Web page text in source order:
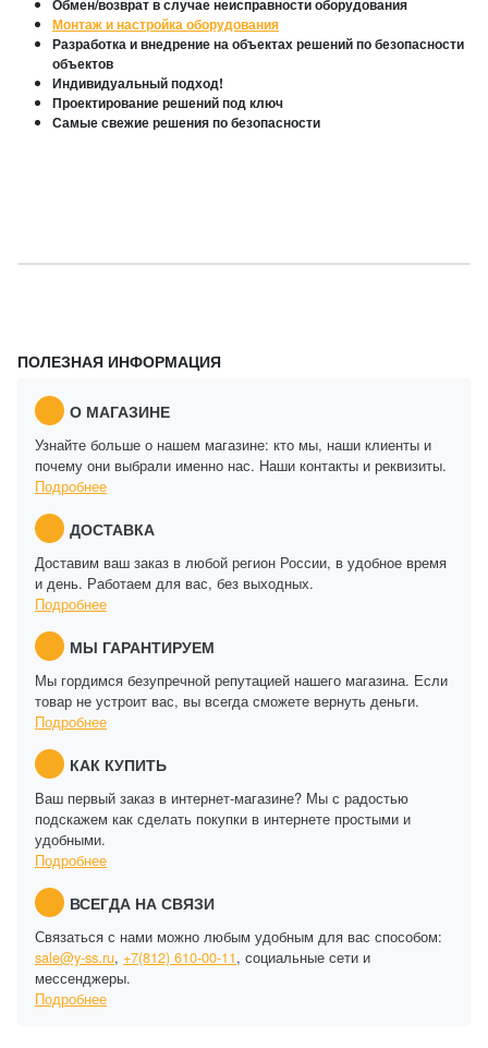
Обмен/возврат в случае неисправности оборудования
Монтаж и настройка оборудования
Разработка и внедрение на объектах решений по безопасности
объектов
Индивидуальный подход!
Проектирование решений под ключ
Самые свежие решения по безопасности
ПОЛЕЗНАЯ ИНФОРМАЦИЯ
О МАГАЗИНЕ
Узнайте больше о нашем магазине: кто мы, наши клиенты и
почему они выбрали именно нас. Наши контакты и реквизиты.
Подробнее
ДОСТАВКА
Доставим ваш заказ в любой регион России, в удобное время
и день. Работаем для вас, без выходных.
Подробнее
МЫ ГАРАНТИРУЕМ
Мы гордимся безупречной репутацией нашего магазина. Если
товар не устроит вас, вы всегда сможете вернуть деньги.
Подробнее
КАК КУПИТЬ
Ваш первый заказ в интернет-магазине? Мы с радостью
подскажем как сделать покупки в интернете простыми и
удобными.
Подробнее
ВСЕГДА НА СВЯЗИ
Связаться с нами можно любым удобным для вас способом:
sale@y-ss.ru, +7(812) 610-00-11, социальные сети и
мессенджеры.
Подробнее